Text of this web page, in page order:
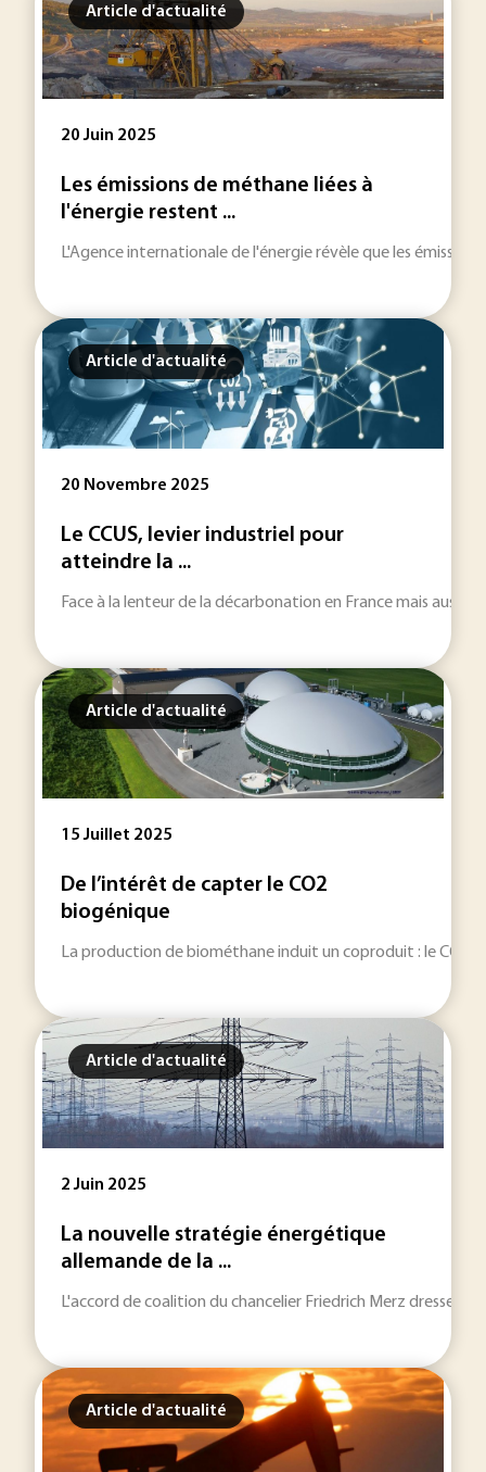
Article d'actualité
20 Juin 2025
Les émissions de méthane liées à
l'énergie restent ...
L'Agence internationale de l'énergie révèle que les
Article d'actualité
20 Novembre 2025
Le CCUS, levier industriel pour
atteindre la ...
Face à la lenteur de la décarbonation en France mais aussi
Article d'actualité
15 Juillet 2025
De l’intérêt de capter le CO2
biogénique
La production de biométhane induit un coproduit : le CO2
Article d'actualité
2 Juin 2025
La nouvelle stratégie énergétique
allemande de la ...
L'accord de coalition du chancelier Friedrich Merz dresse
Article d'actualité